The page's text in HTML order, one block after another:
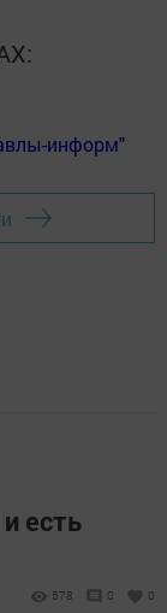
информ"
есть
578 0 0